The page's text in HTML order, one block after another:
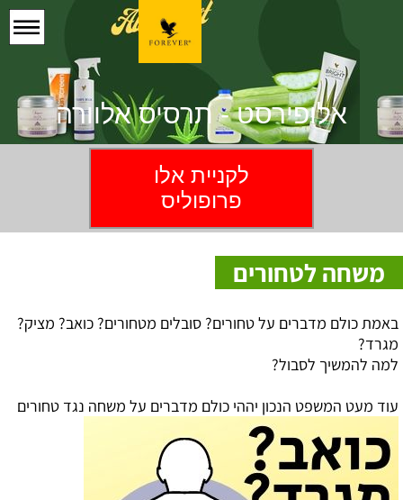
אלופירסט - תרסיס אלוורה
לקניית אלו
פרופוליס
משחה לטחורים
באמת כולם מדברים על טחורים? סובלים מטחורים? כואב? מציק?
מגרד?
למה להמשיך לסבול?
עוד מעט המשפט הנכון יההי כולם מדברים על משחה נגד טחורים